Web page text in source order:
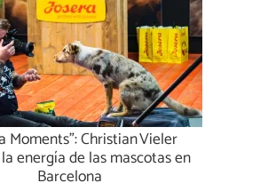
Moments”: Christian Vieler
energía de las mascotas en
Barcelona